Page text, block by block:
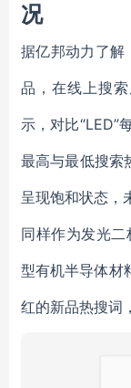
况
据亿邦动力了解
品，在线上搜
示，对比“LED”
最高与最低搜索
呈现饱和状态，
同样作为发光二
型有机半导体材
红的新品热搜词